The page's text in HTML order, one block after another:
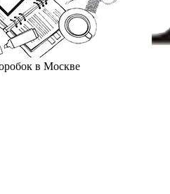
в Москве